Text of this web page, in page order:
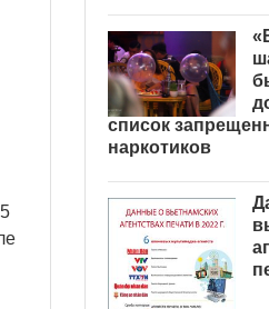
список
наркотиков